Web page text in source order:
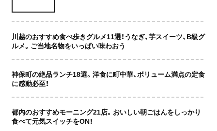
川越のおすすめ食べ歩きグルメ11選！うなぎ、芋スイーツ、B級グ
ルメ。ご当地名物をいっぱい味わおう
神保町の絶品ランチ18選。洋食に町中華、ボリューム満点の定食
に感動必至！
都内のおすすめモーニング21店。おいしい朝ごはんをしっかり
食べて元気スイッチをON！